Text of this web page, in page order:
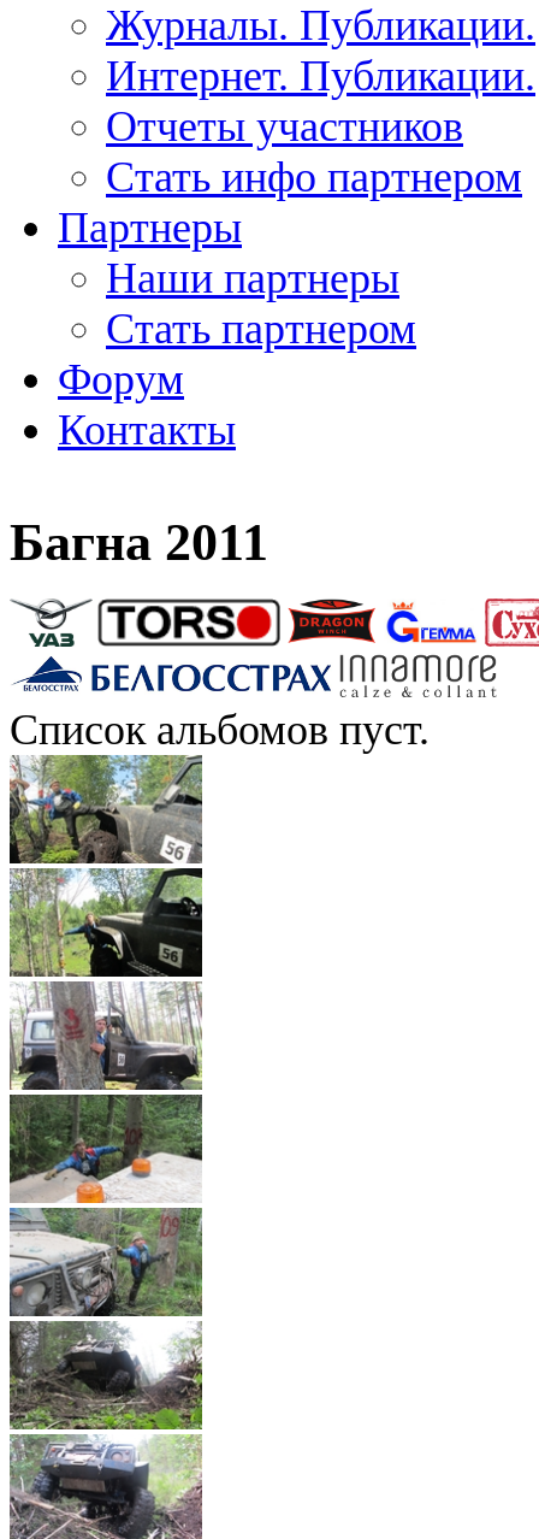
Журналы. Публикации.
Интернет. Публикации.
Отчеты участников
Стать инфо партнером
Партнеры
Наши партнеры
Стать партнером
Форум
Контакты
Багна 2011
Список альбомов пуст.